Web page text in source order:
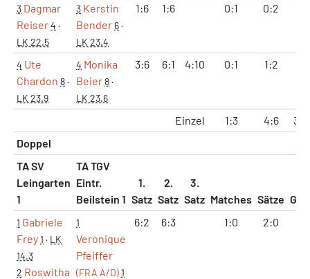
3 Dagmar
Reiser4 ·
LK 22.5
3 Kerstin
Bender 6·
LK 23.4
1:6 1:6 0:1 0:2
4 Ute
Chardon 8·
LK 23.9
4 Monika
Beier8·
LK 23.6
3:6 6:1 4:10 0:1 1:2
Einzel 1:3 4:6
Doppel
TA SV
Leingarten
1
TA TGV
Eintr.
Beilstein 1
1.
Satz
2.
Satz
3.
Satz Matches Sätze
1 Gabriele
Frey1 · LK
14.3
2 Roswitha
1
Veronique
Pfeiffer
(FRA A/D)1
6:2 6:3 1:0 2:0